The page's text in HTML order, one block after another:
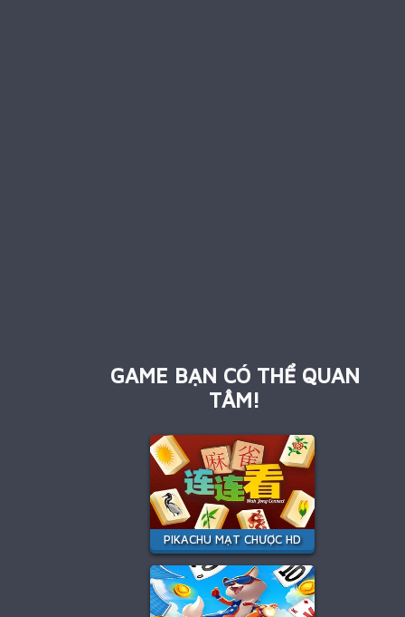
GAME BẠN CÓ THỂ QUAN
TÂM!
PIKACHU MẠT CHƯỢC HD